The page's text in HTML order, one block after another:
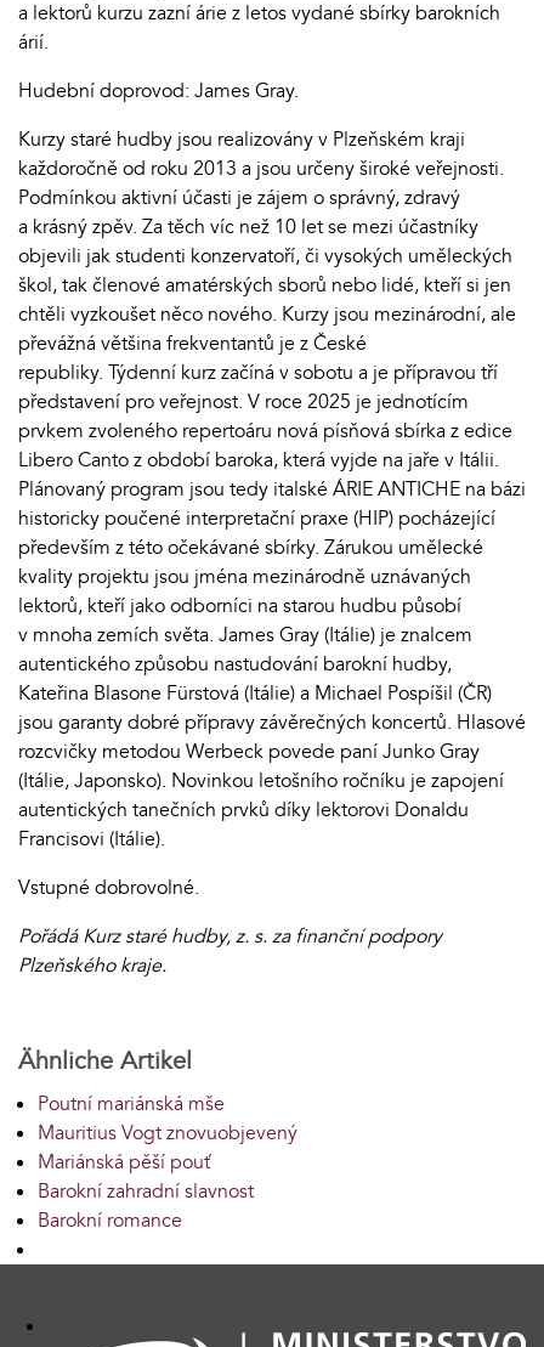
a lektorů kurzu zazní árie z letos vydané sbírky barokních
árií.
Hudební doprovod: James Gray.
Kurzy staré hudby jsou realizovány v Plzeňském kraji
každoročně od roku 2013 a jsou určeny široké veřejnosti.
Podmínkou aktivní účasti je zájem o správný, zdravý
a krásný zpěv. Za těch víc než 10 let se mezi účastníky
objevili jak studenti konzervatoří, či vysokých uměleckých
škol, tak členové amatérských sborů nebo lidé, kteří si jen
chtěli vyzkoušet něco nového. Kurzy jsou mezinárodní, ale
převážná většina frekventantů je z České
republiky. Týdenní kurz začíná v sobotu a je přípravou tří
představení pro veřejnost. V roce 2025 je jednotícím
prvkem zvoleného repertoáru nová písňová sbírka z edice
Libero Canto z období baroka, která vyjde na jaře v Itálii.
Plánovaný program jsou tedy italské ÁRIE ANTICHE na bázi
historicky poučené interpretační praxe (HIP) pocházející
především z této očekávané sbírky. Zárukou umělecké
kvality projektu jsou jména mezinárodně uznávaných
lektorů, kteří jako odborníci na starou hudbu působí
v mnoha zemích světa. James Gray (Itálie) je znalcem
autentického způsobu nastudování barokní hudby,
Kateřina Blasone Fürstová (Itálie) a Michael Pospíšil (ČR)
jsou garanty dobré přípravy závěrečných koncertů. Hlasové
rozcvičky metodou Werbeck povede paní Junko Gray
(Itálie, Japonsko). Novinkou letošního ročníku je zapojení
autentických tanečních prvků díky lektorovi Donaldu
Francisovi (Itálie).
Vstupné dobrovolné.
Pořádá Kurz staré hudby, z. s. za finanční podpory
Plzeňského kraje.
Ähnliche Artikel
Poutní mariánská mše
Mauritius Vogt znovuobjevený
Mariánská pěší pouť
Barokní zahradní slavnost
Barokní romance